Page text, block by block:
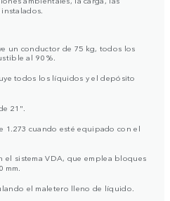
un conductor de 75 kg, todos los
al 90 %.
todos los líquidos y el depósito
21".
1.273 cuando esté equipado con el
el sistema VDA, que emplea bloques
mm.
el maletero lleno de líquido.